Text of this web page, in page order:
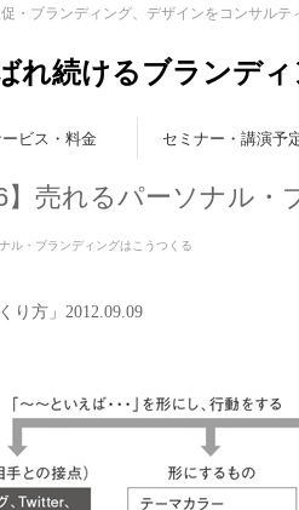
・ブランディング、デザインをコンサルテ
れ続けるブランデ
ビス・料金 セミナー・講演予
】売れるパーソナル
ル・ブランディングはこうつくる
り方」2012.09.09